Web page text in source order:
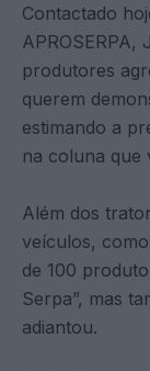
Contactado
APROSERPA,
produtores
querem
estimando a
na coluna que
Além dos
veículos,
de 100
Serpa”, mas
adiantou.